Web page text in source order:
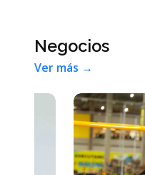
Negocios
Ver más →